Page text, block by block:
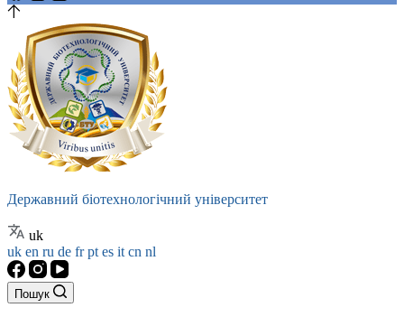
Державний біотехнологічний університет
uk
uk en ru de frpt es it cn nl
Пошук